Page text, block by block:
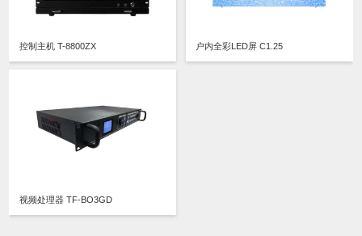
控制主机 T-8800ZX 户内全彩LED屏 C1.25
视频处理器 TF-BO3GD